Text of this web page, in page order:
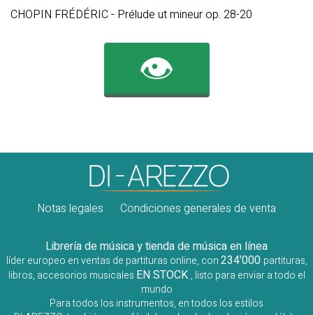
CHOPIN FRÉDÉRIC - Prélude ut mineur op. 28-20
👁️
Notas legales Condiciones generales de venta
Librería de música y tienda de música en línea
líder europeo en ventas de partituras online, con234'000 partituras,
libros, accesorios musicales EN STOCK , listo para enviar a todo el
mundo
Para todos los instrumentos, en todos los estilos